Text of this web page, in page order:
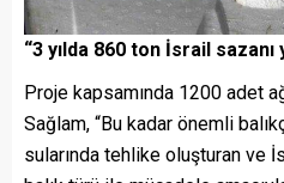
“3 yılda 860 ton İsrail sazanı
Proje kapsamında 1200 adet
Sağlam, “Bu kadar önemli
sularında tehlike oluşturan ve